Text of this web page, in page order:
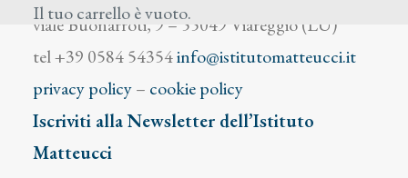
Il tuo carrello è vuoto.
viale Buonarroti, 9 – 55049 Viareggio (LU)
tel +39 0584 54354info@istitutomatteucci.it
privacy policy– cookie policy
Iscriviti alla Newsletter dell’Istituto
Matteucci